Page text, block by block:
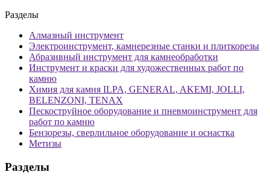
Разделы
Алмазный инструмент
Электроинструмент, камнерезные станки и плиткорезы
Абразивный инструмент для камнеобработки
Инструмент и краски для художественных работ по
камню
Химия для камня ILPA, GENERAL, AKEMI, JOLLI,
BELENZONI, TENAX
Пескоструйное оборудование и пневмоинструмент для
работ по камню
Бензорезы, сверлильное оборудование и оснастка
Метизы
Разделы